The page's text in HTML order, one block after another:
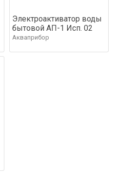
Электроактиватор воды
бытовой АП-1 Исп. 02
Акваприбор